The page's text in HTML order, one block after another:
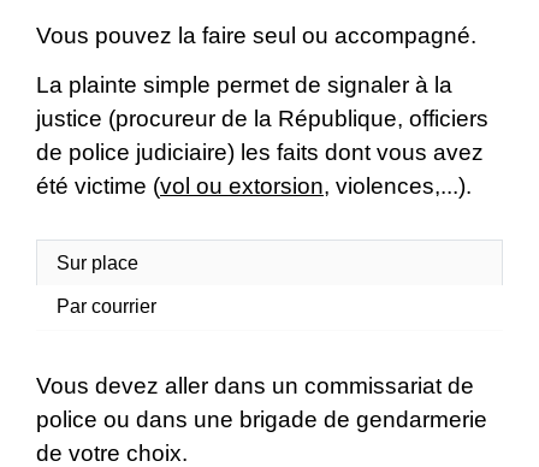
Vous pouvez la faire seul ou accompagné.
La plainte simple permet de signaler à la
justice (procureur de la République, officiers
de police judiciaire) les faits dont vous avez
été victime (vol ou extorsion, violences,...).
Sur place
Par courrier
Vous devez aller dans un commissariat de
police ou dans une brigade de gendarmerie
de votre choix.